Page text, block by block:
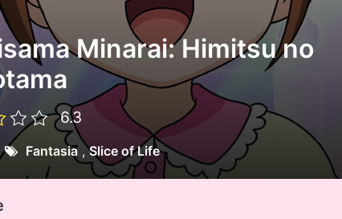
Minarai: Himitsu no
6.3
Fantasia ,Slice of Life